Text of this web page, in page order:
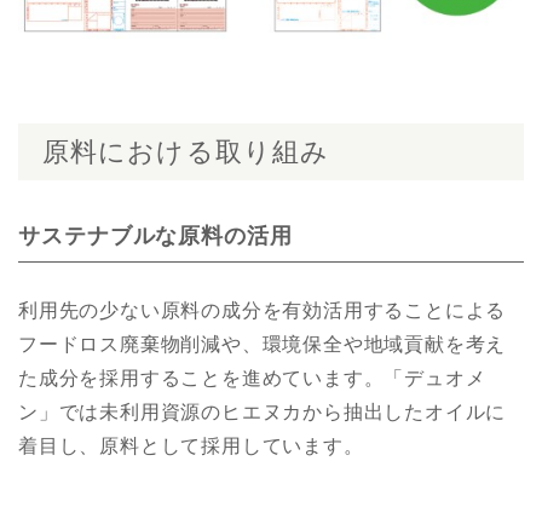
原料における取り組み
サステナブルな原料の活用
利用先の少ない原料の成分を有効活用することによる
フードロス廃棄物削減や、環境保全や地域貢献を考え
た成分を採用することを進めています。「デュオメ
ン」では未利用資源のヒエヌカから抽出したオイルに
着目し、原料として採用しています。